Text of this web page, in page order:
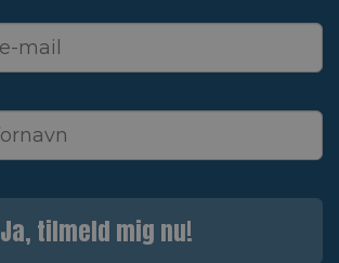
Ja, tilmeld mig nu!